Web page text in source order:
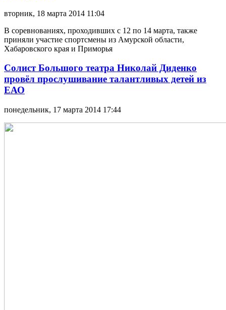
вторник, 18 марта 2014 11:04
В соревнованиях, проходивших с 12 по 14 марта, также
приняли участие спортсмены из Амурской области,
Хабаровского края и Приморья
Солист Большого театра Николай Диденко
провёл прослушивание талантливых детей из
ЕАО
понедельник, 17 марта 2014 17:44